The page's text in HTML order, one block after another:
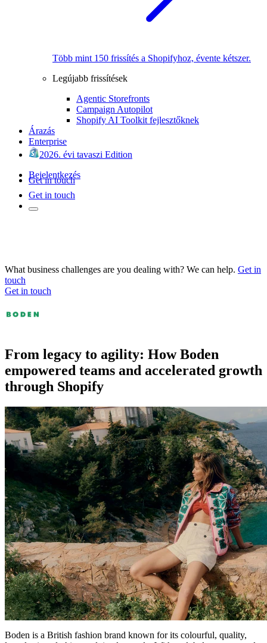
Több mint 150 frissítés a Shopifyhoz, évente kétszer.
Legújabb frissítések
Agentic Storefronts
Campaign Autopilot
Shopify AI Toolkit fejlesztőknek
Árazás
Enterprise
2026. évi tavaszi Edition
Bejelentkezés
Get in touch
Get in touch
What business challenges are you dealing with? We can help. Get in
touch
Get in touch
From legacy to agility: How Boden
empowered teams and accelerated growth
through Shopify
Boden is a British fashion brand known for its colourful, quality,